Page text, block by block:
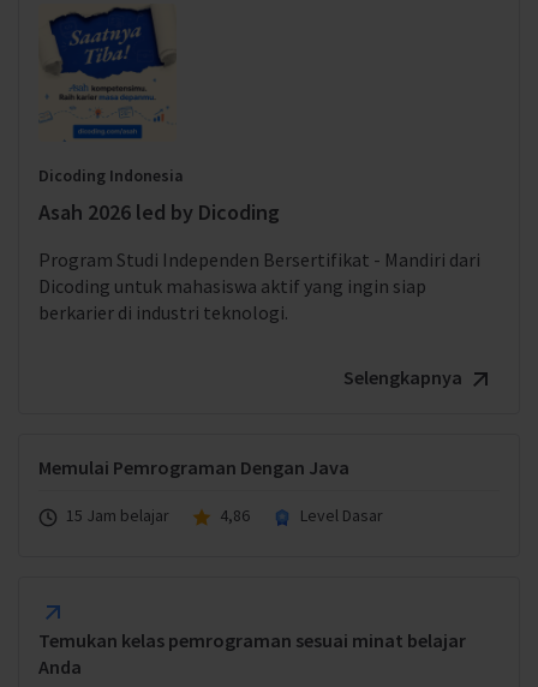
Dicoding Indonesia
Asah 2026 led by Dicoding
Program Studi Independen Bersertifikat - Mandiri dari
Dicoding untuk mahasiswa aktif yang ingin siap
berkarier di industri teknologi.
Selengkapnya
Memulai Pemrograman Dengan Java
15 Jam belajar 4,86 Level Dasar
Temukan kelas pemrograman sesuai minat belajar
Anda